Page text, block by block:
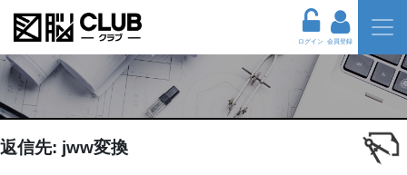
ログイン 会員登録
返信先: jww変換